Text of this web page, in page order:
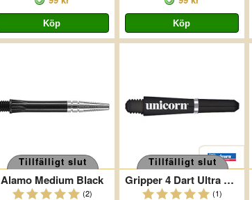
Tillfälligt slut
Alamo Medium Black
(2)
Tillfälligt slut
Gripper 4 Dart Ultra Short Black
(1)